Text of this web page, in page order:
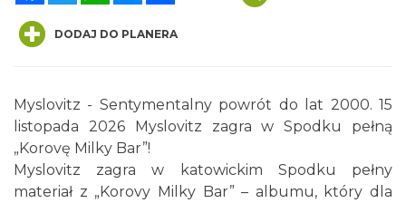
LORD OF THE DANCE - 30th Anniversary
Tour
Katowice
2026-12-11
0.09 km
DODAJ DO PLANERA
Myslovitz - Sentymentalny powrót do lat 2000. 15
listopada 2026 Myslovitz zagra w Spodku pełną
„Korovę Milky Bar”!
Myslovitz zagra w katowickim Spodku pełny
materiał z „Korovy Milky Bar” – albumu, który dla